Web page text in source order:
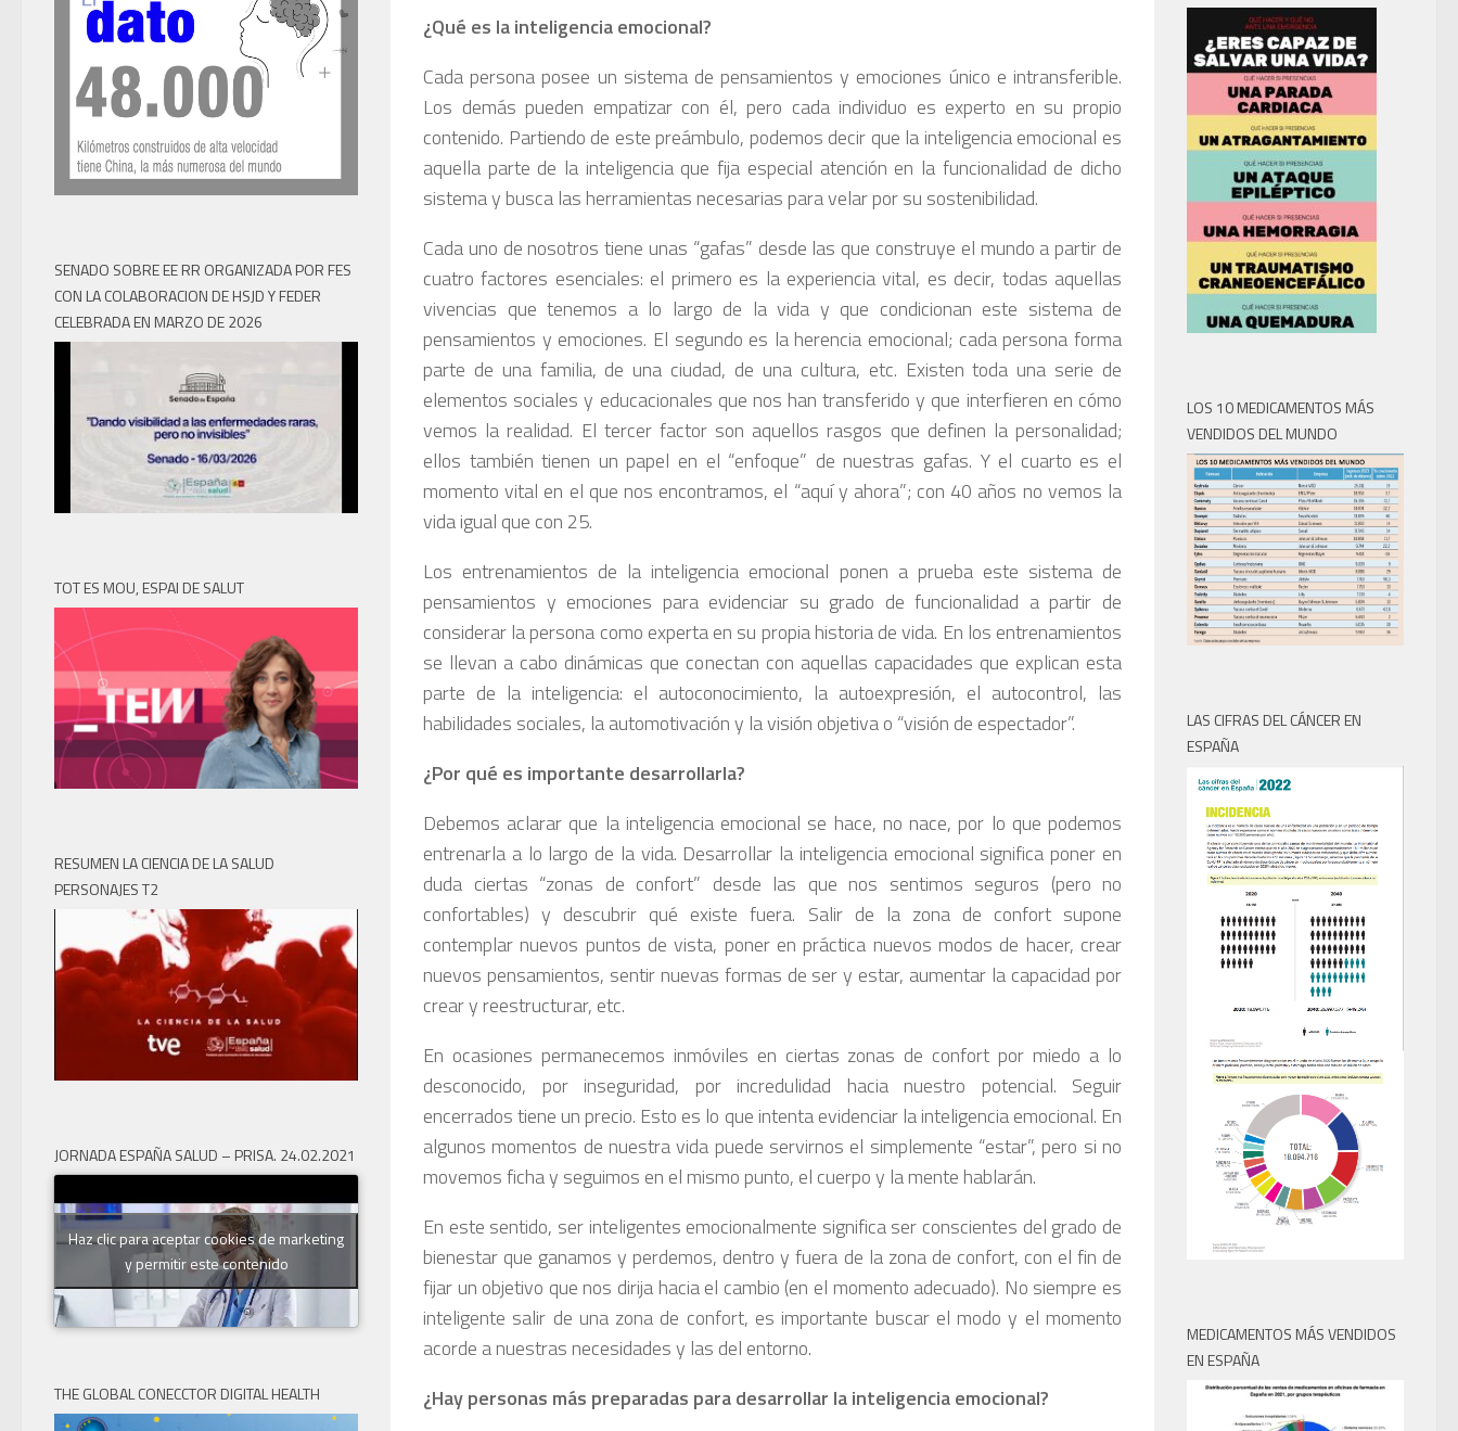
¿Qué es la inteligencia emocional?
Cada persona posee un sistema de pensamientos y emociones único e intransferible.
Los demás pueden empatizar con él, pero cada individuo es experto en su propio
contenido. Partiendo de este preámbulo, podemos decir que la inteligencia emocional es
aquella parte de la inteligencia que fija especial atención en la funcionalidad de dicho
sistema y busca las herramientas necesarias para velar por su sostenibilidad.
Cada uno de nosotros tiene unas “gafas” desde las que construye el mundo a partir de
cuatro factores esenciales: el primero es la experiencia vital, es decir, todas aquellas
vivencias que tenemos a lo largo de la vida y que condicionan este sistema de
pensamientos y emociones. El segundo es la herencia emocional; cada persona forma
parte de una familia, de una ciudad, de una cultura, etc. Existen toda una serie de
elementos sociales y educacionales que nos han transferido y que interfieren en cómo
vemos la realidad. El tercer factor son aquellos rasgos que definen la personalidad;
ellos también tienen un papel en el “enfoque” de nuestras gafas. Y el cuarto es el
momento vital en el que nos encontramos, el “aquí y ahora”; con 40 años no vemos la
vida igual que con 25.
Los entrenamientos de la inteligencia emocional ponen a prueba este sistema de
pensamientos y emociones para evidenciar su grado de funcionalidad a partir de
considerar la persona como experta en su propia historia de vida. En los entrenamientos
se llevan a cabo dinámicas que conectan con aquellas capacidades que explican esta
parte de la inteligencia: el autoconocimiento, la autoexpresión, el autocontrol, las
habilidades sociales, la automotivación y la visión objetiva o “visión de espectador”.
¿Por qué es importante desarrollarla?
Debemos aclarar que la inteligencia emocional se hace, no nace, por lo que podemos
entrenarla a lo largo de la vida. Desarrollar la inteligencia emocional significa poner en
duda ciertas “zonas de confort” desde las que nos sentimos seguros (pero no
confortables) y descubrir qué existe fuera. Salir de la zona de confort supone
contemplar nuevos puntos de vista, poner en práctica nuevos modos de hacer, crear
nuevos pensamientos, sentir nuevas formas de ser y estar, aumentar la capacidad por
crear y reestructurar, etc.
En ocasiones permanecemos inmóviles en ciertas zonas de confort por miedo a lo
desconocido, por inseguridad, por incredulidad hacia nuestro potencial. Seguir
encerrados tiene un precio. Esto es lo que intenta evidenciar la inteligencia emocional. En
algunos momentos de nuestra vida puede servirnos el simplemente “estar”, pero si no
movemos ficha y seguimos en el mismo punto, el cuerpo y la mente hablarán.
En este sentido, ser inteligentes emocionalmente significa ser conscientes del grado de
bienestar que ganamos y perdemos, dentro y fuera de la zona de confort, con el fin de
fijar un objetivo que nos dirija hacia el cambio (en el momento adecuado). No siempre es
inteligente salir de una zona de confort, es importante buscar el modo y el momento
acorde a nuestras necesidades y las del entorno.
¿Hay personas más preparadas para desarrollar la inteligencia emocional?
SENADO SOBRE EE RR ORGANIZADA POR FES
CON LA COLABORACION DE HSJD Y FEDER
CELEBRADA EN MARZO DE 2026
TOT ES MOU, ESPAI DE SALUT
RESUMEN LA CIENCIA DE LA SALUD
PERSONAJES T2
JORNADA ESPAÑA SALUD – PRISA. 24.02.2021
Haz clic para aceptar cookies de marketing
y permitir este contenido
THE GLOBAL CONECCTOR DIGITAL HEALTH
LOS 10 MEDICAMENTOS MÁS
VENDIDOS DEL MUNDO
LAS CIFRAS DEL CÁNCER EN
ESPAÑA
MEDICAMENTOS MÁS VENDIDOS
EN ESPAÑA